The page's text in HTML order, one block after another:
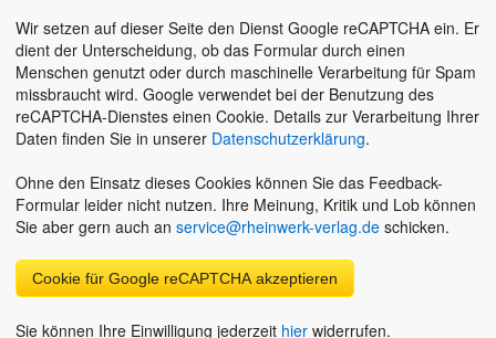
Wir setzen auf dieser Seite den Dienst Google reCAPTCHA ein. Er
dient der Unterscheidung, ob das Formular durch einen
Menschen genutzt oder durch maschinelle Verarbeitung für Spam
missbraucht wird. Google verwendet bei der Benutzung des
reCAPTCHA-Dienstes einen Cookie. Details zur Verarbeitung Ihrer
Daten finden Sie in unserer Datenschutzerklärung.
Ohne den Einsatz dieses Cookies können Sie das Feedback-
Formular leider nicht nutzen. Ihre Meinung, Kritik und Lob können
Sie aber gern auch an service@rheinwerk-verlag.de schicken.
Cookie für Google reCAPTCHA akzeptieren
Sie können Ihre Einwilligung jederzeit hier widerrufen.